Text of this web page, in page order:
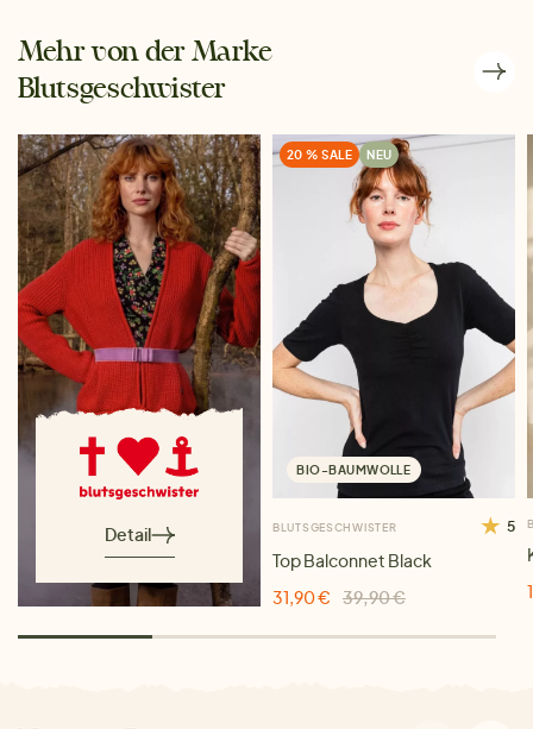
Mehr von der Marke
Blutsgeschwister
Detail
20 % SALE NEU
BIO-BAUMWOLLE
BLUTSGESCHWISTER 5
Top Balconnet Black
31,90 €
39,90 €